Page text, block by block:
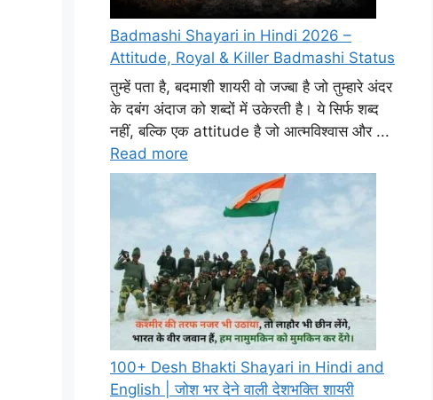
Badmashi Shayari in Hindi 2026 –
Attitude, Royal & Killer Badmashi Status
तुम्हें पता है, बदमाशी शायरी वो जज्बा है जो तुम्हारे अंदर
के दबंग अंदाज को शब्दों में उकेरती है। ये सिर्फ शब्द
नहीं, बल्कि एक attitude है जो आत्मविश्वास और ...
Read more
100+ Desh Bhakti Shayari in Hindi and
English | जोश भर देने वाली देशभक्ति शायरी